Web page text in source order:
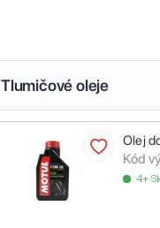
Tlumičové oleje
Olej
Kód
4+